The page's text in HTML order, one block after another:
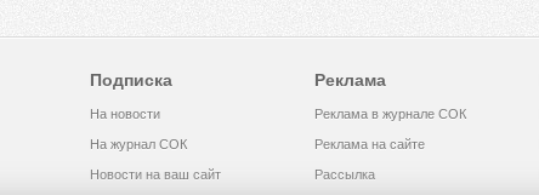
Подписка
На новости
На журнал СОК
Новости на ваш сайт
Реклама
Реклама в журнале СОК
Реклама на сайте
Рассылка